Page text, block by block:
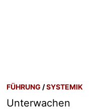
FÜHRUNG /SYSTEMIK
Unterwachen